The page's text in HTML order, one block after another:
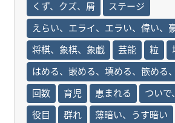
くず、クズ、屑
ステージ
えらい、エライ、エラい、偉い、
将棋、象棋、象戯
芸能 粒
はめる、嵌める、填める、篏める
回数
育児 恵まれる
ついで
役目
群れ 薄暗い、うす暗い